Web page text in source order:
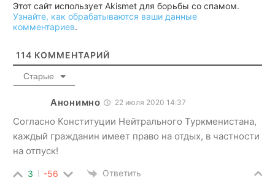
Этот сайт использует Akismet для борьбы со спамом.
Узнайте, как обрабатываются ваши данные
комментариев.
114 КОММЕНТАРИЙ
Старые
Анонимно 22 июля 2020 14:37
Согласно Конституции Нейтрального Туркменистана,
каждый гражданин имеет право на отдых, в частности
на отпуск!
3 -56 Ответить